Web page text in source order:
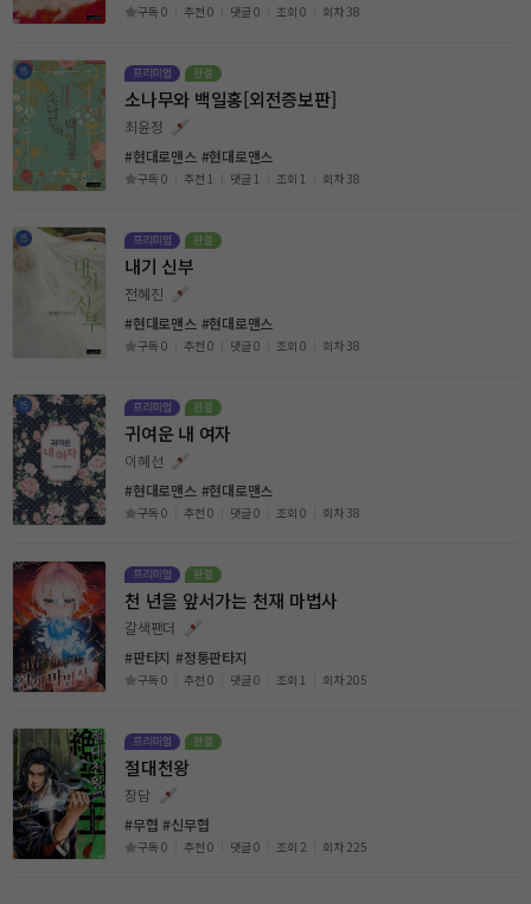
구독 0 추천 0 댓글 0 조회 0 회차 38
소나무와 백일홍[외전증보판]
최윤정
#현대로맨스 #현대로맨스
구독 0 추천 1 댓글 1 조회 1 회차 38
내기 신부
전혜진
#현대로맨스 #현대로맨스
구독 0 추천 0 댓글 0 조회 0 회차 38
귀여운 내 여자
이혜선
#현대로맨스 #현대로맨스
구독 0 추천 0 댓글 0 조회 0 회차 38
천 년을 앞서가는 천재 마법사
갈색팬더
#판타지 #정통판타지
구독 0 추천 0 댓글 0 조회 1 회차 205
절대천왕
장담
#무협 #신무협
구독 0 추천 0 댓글 0 조회 2 회차 225